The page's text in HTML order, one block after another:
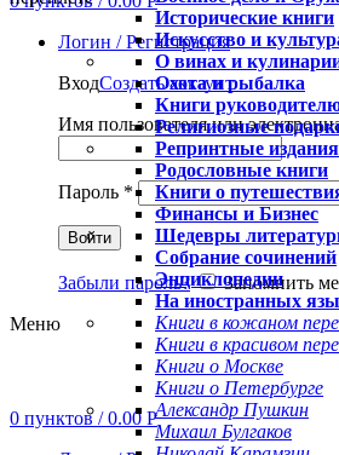
Логин / Регистрация
ВходСоздать аккаунт
Имя пользователя или
Пароль *
Войти
Забыли пароль?
Запомнить
Меню
0 пунктов / 0.00 Р
Исторические книги
Искусство и
О винах и
Охота и рыбалка
Книги
Религиозные
Репринтные издания
Родословные книги
Книги о
Финансы и Бизнес
Шедевры
Собрание сочинений
Энциклопедии
На иностранных
Книги в кожаном
Книги в красивом
Книги о Москве
Книги о Петербурге
Александр Пушкин
Михаил Булгаков